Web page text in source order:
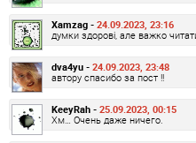
Xamzag - 24.09.2023, 23:16
думки здорові, але важко
dva4yu - 24.09.2023, 23:48
автору спасибо за пост !!
KeeyRah - 25.09.2023, 00:15
Хм… Очень даже ничего.